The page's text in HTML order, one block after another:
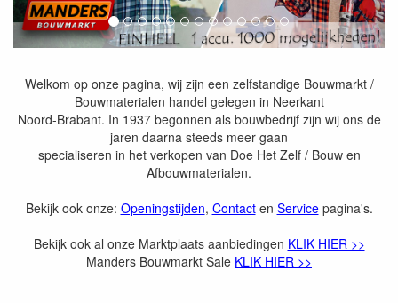
e
r
s
B
w
m
e
n
d
Welkom op onze pagina, wij zijn een zelfstandige Bouwmarkt /
Bouwmaterialen handel gelegen in Neerkant
Noord-Brabant. In 1937 begonnen als bouwbedrijf zijn wij ons de
jaren daarna steeds meer gaan
specialiseren in het verkopen van Doe Het Zelf / Bouw en
Afbouwmaterialen.
Bekijk ook onze: Openingstijden, Contacten Servicepagina's.
Bekijk ook al onze Marktplaats aanbiedingen KLIK HIER >>
Manders Bouwmarkt Sale KLIK HIER >>